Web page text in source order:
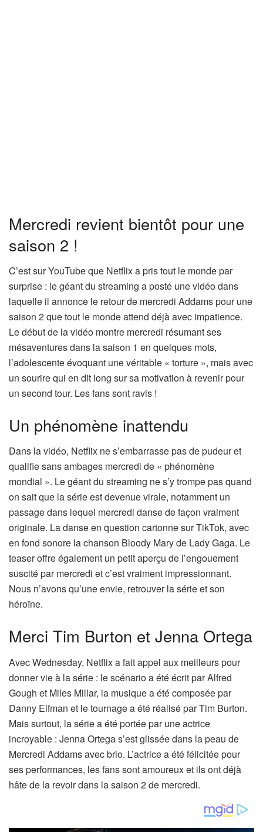
Mercredi revient bientôt pour une
saison 2 !
C’est sur YouTube que Netflix a pris tout le monde par
surprise : le géant du streaming a posté une vidéo dans
laquelle il annonce le retour de mercredi Addams pour une
saison 2 que tout le monde attend déjà avec impatience.
Le début de la vidéo montre mercredi résumant ses
mésaventures dans la saison 1 en quelques mots,
l’adolescente évoquant une véritable « torture », mais avec
un sourire qui en dit long sur sa motivation à revenir pour
un second tour. Les fans sont ravis !
Un phénomène inattendu
Dans la vidéo, Netflix ne s’embarrasse pas de pudeur et
qualifie sans ambages mercredi de « phénomène
mondial ». Le géant du streaming ne s’y trompe pas quand
on sait que la série est devenue virale, notamment un
passage dans lequel mercredi danse de façon vraiment
originale. La danse en question cartonne sur TikTok, avec
en fond sonore la chanson Bloody Mary de Lady Gaga. Le
teaser offre également un petit aperçu de l’engouement
suscité par mercredi et c’est vraiment impressionnant.
Nous n’avons qu’une envie, retrouver la série et son
héroïne.
Merci Tim Burton et Jenna Ortega
Avec Wednesday, Netflix a fait appel aux meilleurs pour
donner vie à la série : le scénario a été écrit par Alfred
Gough et Miles Millar, la musique a été composée par
Danny Elfman et le tournage a été réalisé par Tim Burton.
Mais surtout, la série a été portée par une actrice
incroyable : Jenna Ortega s’est glissée dans la peau de
Mercredi Addams avec brio. L’actrice a été félicitée pour
ses performances, les fans sont amoureux et ils ont déjà
hâte de la revoir dans la saison 2 de mercredi.